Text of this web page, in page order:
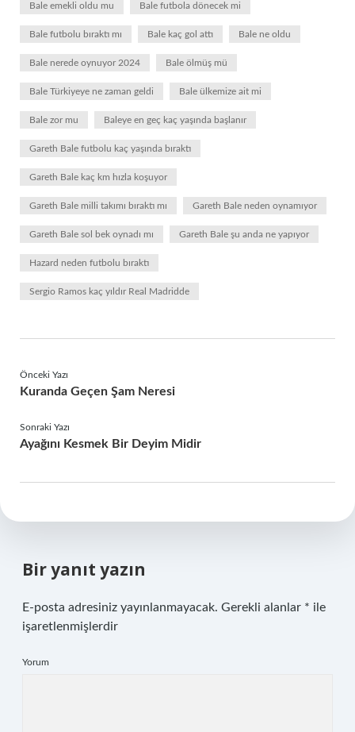
Bale emekli oldu mu Bale futbola dönecek mi
Bale futbolu bıraktı mı Bale kaç gol attı Bale ne oldu
Bale nerede oynuyor 2024 Bale ölmüş mü
Bale Türkiyeye ne zaman geldi Bale ülkemize ait mi
Bale zor mu Baleye en geç kaç yaşında başlanır
Gareth Bale futbolu kaç yaşında bıraktı
Gareth Bale kaç km hızla koşuyor
Gareth Bale milli takımı bıraktı mı Gareth Bale neden oynamıyor
Gareth Bale sol bek oynadı mı Gareth Bale şu anda ne yapıyor
Hazard neden futbolu bıraktı
Sergio Ramos kaç yıldır Real Madridde
Önceki Yazı
Kuranda Geçen Şam Neresi
Sonraki Yazı
Ayağını Kesmek Bir Deyim Midir
Bir yanıt yazın
E-posta adresiniz yayınlanmayacak. Gerekli alanlar * ile
işaretlenmişlerdir
Yorum